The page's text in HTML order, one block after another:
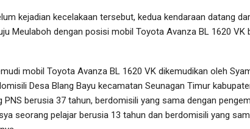
kejadian kecelakaan tersebut, kedua kendaraan datang
Meulaboh dengan posisi mobil Toyota Avanza BL 1620 VK
mobil Toyota Avanza BL 1620 VK dikemudikan oleh
Desa Blang Bayu kecamatan Seunagan Timur
PNS berusia 37 tahun, berdomisili yang sama dengan
seorang pelajar berusia 13 tahun dan berdomisili yang